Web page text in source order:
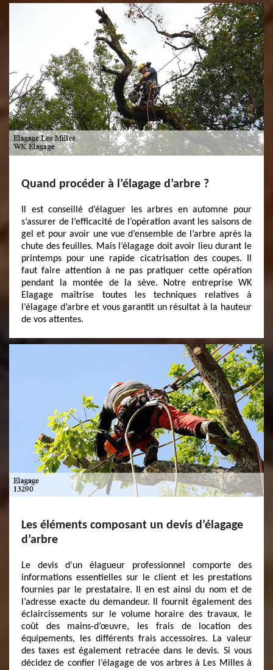
Quand procéder à l’élagage d’arbre ?
Il est conseillé d’élaguer les arbres en automne pour
s’assurer de l’efficacité de l’opération avant les saisons de
gel et pour avoir une vue d’ensemble de l’arbre après la
chute des feuilles. Mais l’élagage doit avoir lieu durant le
printemps pour une rapide cicatrisation des coupes. Il
faut faire attention à ne pas pratiquer cette opération
pendant la montée de la sève. Notre entreprise WK
Elagage maîtrise toutes les techniques relatives à
l’élagage d’arbre et vous garantit un résultat à la hauteur
de vos attentes.
Les éléments composant un devis d’élagage
d’arbre
Le devis d’un élagueur professionnel comporte des
informations essentielles sur le client et les prestations
fournies par le prestataire. Il en est ainsi du nom et de
l’adresse exacte du demandeur. Il fournit également des
éclaircissements sur le volume horaire des travaux, le
coût des mains-d’œuvre, les frais de location des
équipements, les différents frais accessoires. La valeur
des taxes est également retracée dans le devis. Si vous
décidez de confier l’élagage de vos arbres à Les Milles à